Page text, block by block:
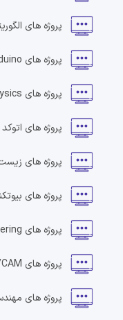
پروژه های
پروژه های
پروژه های
پروژه های اتوکد
پروژه های
پروژه های
پروژه های
پروژه های
پروژه های